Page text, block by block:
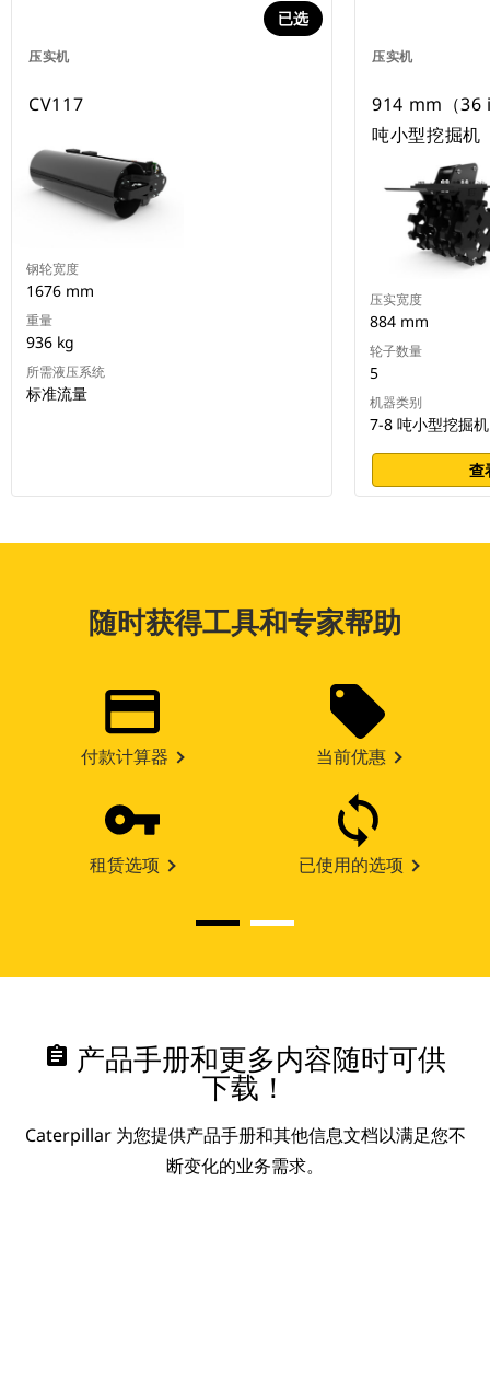
压实机
已选
CV117
钢轮宽度
1676 mm
重量
936 kg
所需液压系统
标准流量
压实机
914 mm（36
吨小型挖掘机
压实宽度
884 mm
轮子数量
5
机器类别
7-8 吨小型挖掘机
查
随时获得工具和专家帮助
付款计算器 当前优惠
租赁选项 已使用的选项
assignment 产品手册和更多内容随时可供
下载！
Caterpillar 为您提供产品手册和其他信息文档以满足您不
断变化的业务需求。